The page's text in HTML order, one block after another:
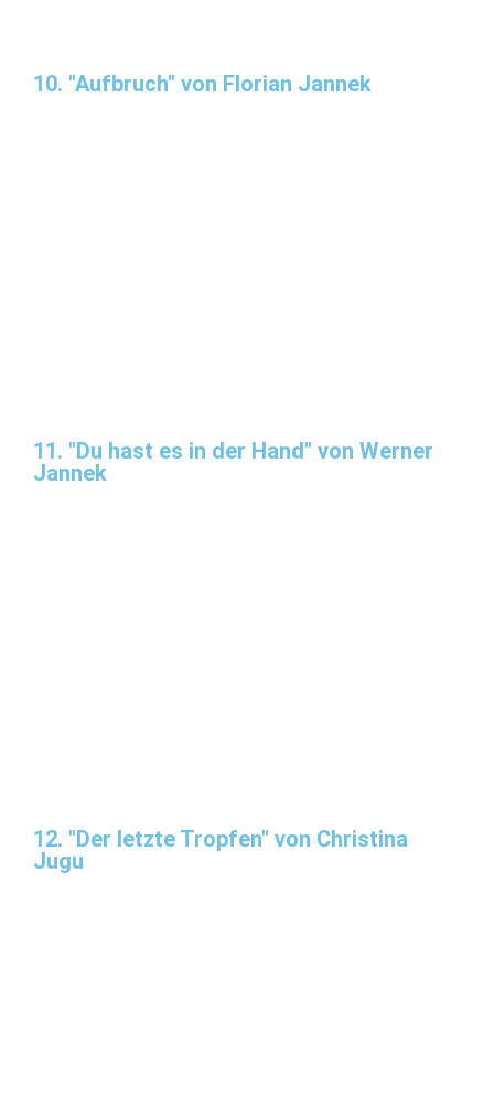
10. "Aufbruch" von Florian Jannek
11. "Du hast es in der Hand" von Werner
Jannek
12. "Der letzte Tropfen" von Christina
Jugu